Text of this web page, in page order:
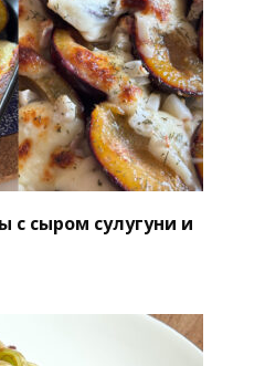
с сыром сулугуни и